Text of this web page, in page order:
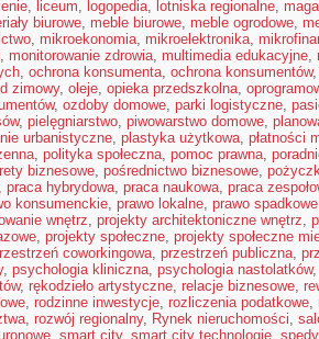
, liceum, logopedia, lotniska regionalne,
biurowe, meble biurowe, meble ogrodowe,
, mikroekonomia, mikroelektronika,
, monitorowanie zdrowia, multimedia edukacyjne,
, ochrona konsumenta, ochrona konsumentów
zimowy, oleje, opieka przedszkolna,
, ozdoby domowe, parki logistyczne,
, pielęgniarstwo, piwowarstwo domowe,
urbanistyczne, plastyka użytkowa, płatności
, polityka społeczna, pomoc prawna,
biznesowe, pośrednictwo biznesowe,
praca hybrydowa, praca naukowa, praca
konsumenckie, prawo lokalne, prawo spadkowe
wnętrz, projekty architektoniczne wnętrz,
, projekty społeczne, projekty społeczne
coworkingowa, przestrzeń publiczna,
, psychologia kliniczna, psychologia nastolatków
, rękodzieło artystyczne, relacje biznesowe,
, rodzinne inwestycje, rozliczenia podatkowe,
, rozwój regionalny, Rynek nieruchomości,
, smart city, smart city technologie,